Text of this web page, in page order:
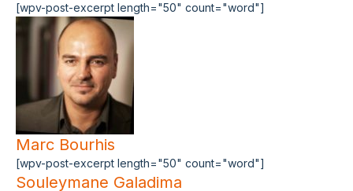
[wpv-post-excerpt length="50" count="word"]
Marc Bourhis
[wpv-post-excerpt length="50" count="word"]
Souleymane Galadima